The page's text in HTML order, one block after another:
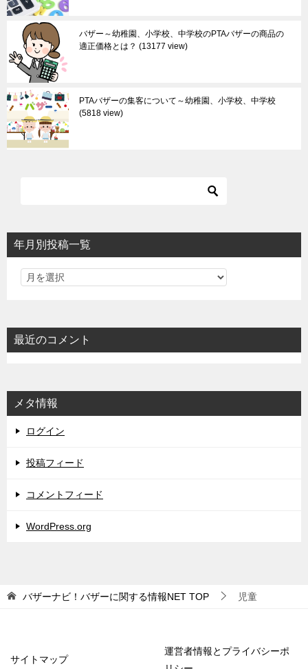
バザー～幼稚園、小学校、中学校のPTAバザーの商品の
適正価格とは？
13177 view
PTAバザーの集客について～幼稚園、小学校、中学校
5818 view
年月別投稿一覧
最近のコメント
メタ情報
ログイン
投稿フィード
コメントフィード
WordPress.org
バザーナビ！バザーに関する情報NET TOP 児童
サイトマップ
運営者情報とプライバシーポ